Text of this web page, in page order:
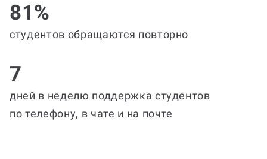
81%
студентов обращаются повторно
7
дней в неделю поддержка студентов
по телефону, в чате и на почте